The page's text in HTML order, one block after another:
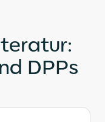
DPPs